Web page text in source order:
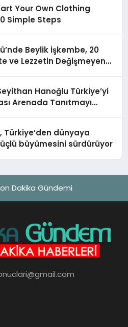
Your Own Clothing
Simple Steps
Beylik İşkembe, 20
ve Lezzetin Değişmeyen
Hanoğlu Türkiye’yi
Arenada Tanıtmayı
Türkiye’den dünyaya
büyümesini sürdürüyor
Dakika Gündemi